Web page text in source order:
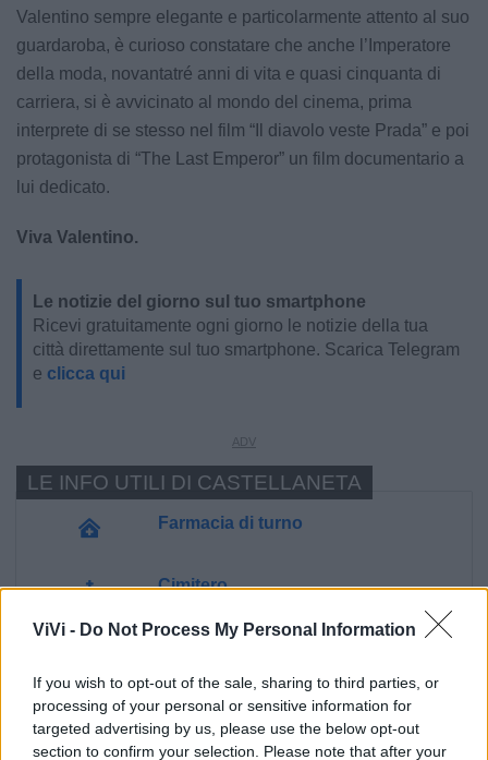
ViVi - Do Not Process My Personal Information
If you wish to opt-out of the sale, sharing to third parties, or
processing of your personal or sensitive information for
targeted advertising by us, please use the below opt-out
section to confirm your selection. Please note that after your
Valentino sempre elegante e particolarmente attento al suo
guardaroba, è curioso constatare che anche l’Imperatore
della moda, novantatré anni di vita e quasi cinquanta di
carriera, si è avvicinato al mondo del cinema, prima
interprete di se stesso nel film “Il diavolo veste Prada” e poi
protagonista di “The Last Emperor” un film documentario a
lui dedicato.
Viva Valentino.
Le notizie del giorno sul tuo smartphone
Ricevi gratuitamente ogni giorno le notizie della tua
città direttamente sul tuo smartphone. Scarica Telegram
e clicca qui
Farmacia di turno
Cimitero
Guardia Medica
LE INFO UTILI DI CASTELLANETA